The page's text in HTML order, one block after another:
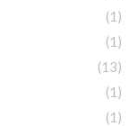
(1)
(1)
(13)
(1)
(1)